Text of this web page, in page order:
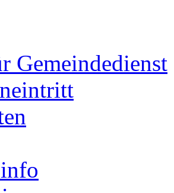
Gemeindedienst